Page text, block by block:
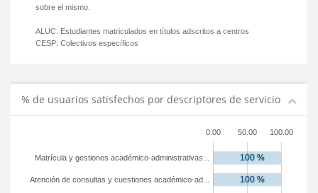
sobre el mismo.
ALUC: Estudiantes matriculados en títulos adscritos a centros
CESP: Colectivos específicos
% de usuarios satisfechos por descriptores de servicio
0.00 50.00 100.00
Atención de consultas y cuestiones académico-ad...
Matrícula y gestiones académico-administrativas...